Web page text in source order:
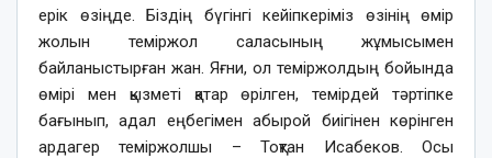
ерік өзіңде. Біздің бүгінгі кейіпкеріміз өзінің өмір
жолын теміржол саласының жұмысымен
байланыстырған жан. Яғни, ол теміржолдың бойында
өмірі мен қызметі қатар өрілген, темірдей тәртіпке
бағынып, адал еңбегімен абырой биігінен көрінген
ардагер теміржолшы – Тоқтан Исабеков. Осы